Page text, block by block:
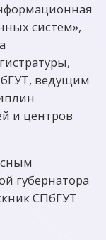
систем»,
ведущим
и центров
губернатора
СПбГУТ